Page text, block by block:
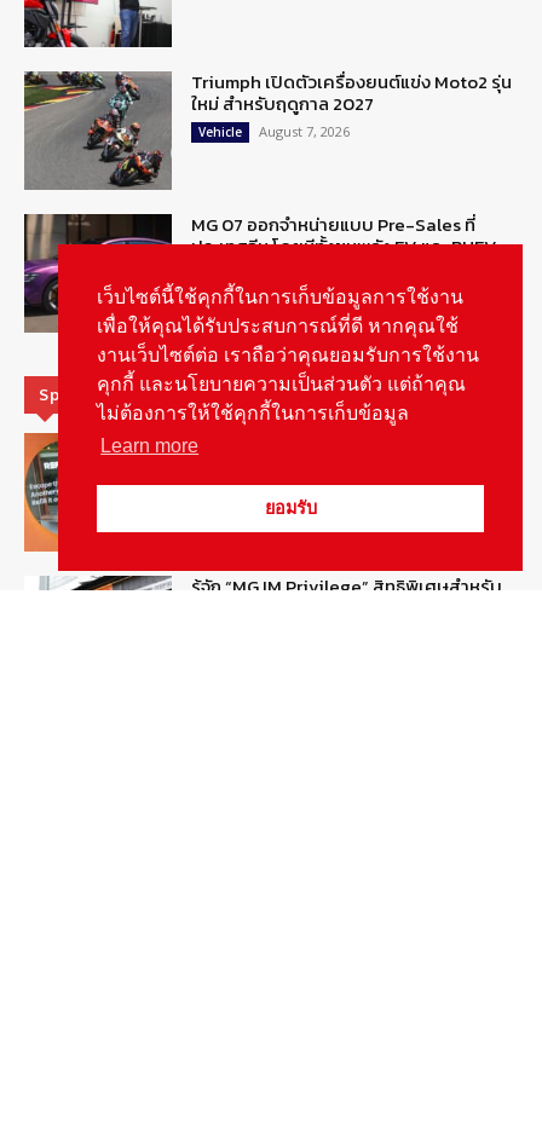
Triumph เปิดตัวเครื่องยนต์แข่ง Moto2 รุ่น
ใหม่ สำหรับฤดูกาล 2027
Vehicle August 7, 2026
MG 07 ออกจำหน่ายแบบ Pre-Sales ที่
ประเทศจีน โดยมีทั้งขุมพลัง EV และ PHEV
Special Picks
MG ลั่นกลองรบ! เตรียมลุยชิงส่วนแบ่งตลาด
รู้จัก “MG IM Privilege” สิทธิพิเศษสำหรับ
เว็บไซต์นี้ใช้คุกกี้ในการเก็บข้อมูลการใช้งาน
เพื่อให้คุณได้รับประสบการณ์ที่ดี หากคุณใช้
งานเว็บไซต์ต่อ เราถือว่าคุณยอมรับการใช้งาน
คุกกี้ และนโยบายความเป็นส่วนตัว แต่ถ้าคุณ
ไม่ต้องการให้ใช้คุกกี้ในการเก็บข้อมูล
Learn more
ยอมรับ